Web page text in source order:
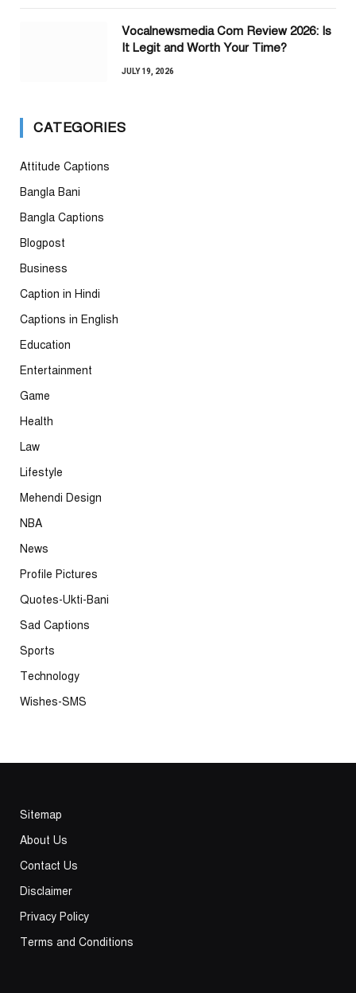
Vocalnewsmedia Com Review 2026: Is
It Legit and Worth Your Time?
JULY 19, 2026
CATEGORIES
Attitude Captions
Bangla Bani
Bangla Captions
Blogpost
Business
Caption in Hindi
Captions in English
Education
Entertainment
Game
Health
Law
Lifestyle
Mehendi Design
NBA
News
Profile Pictures
Quotes-Ukti-Bani
Sad Captions
Sports
Technology
Wishes-SMS
Sitemap
About Us
Contact Us
Disclaimer
Privacy Policy
Terms and Conditions